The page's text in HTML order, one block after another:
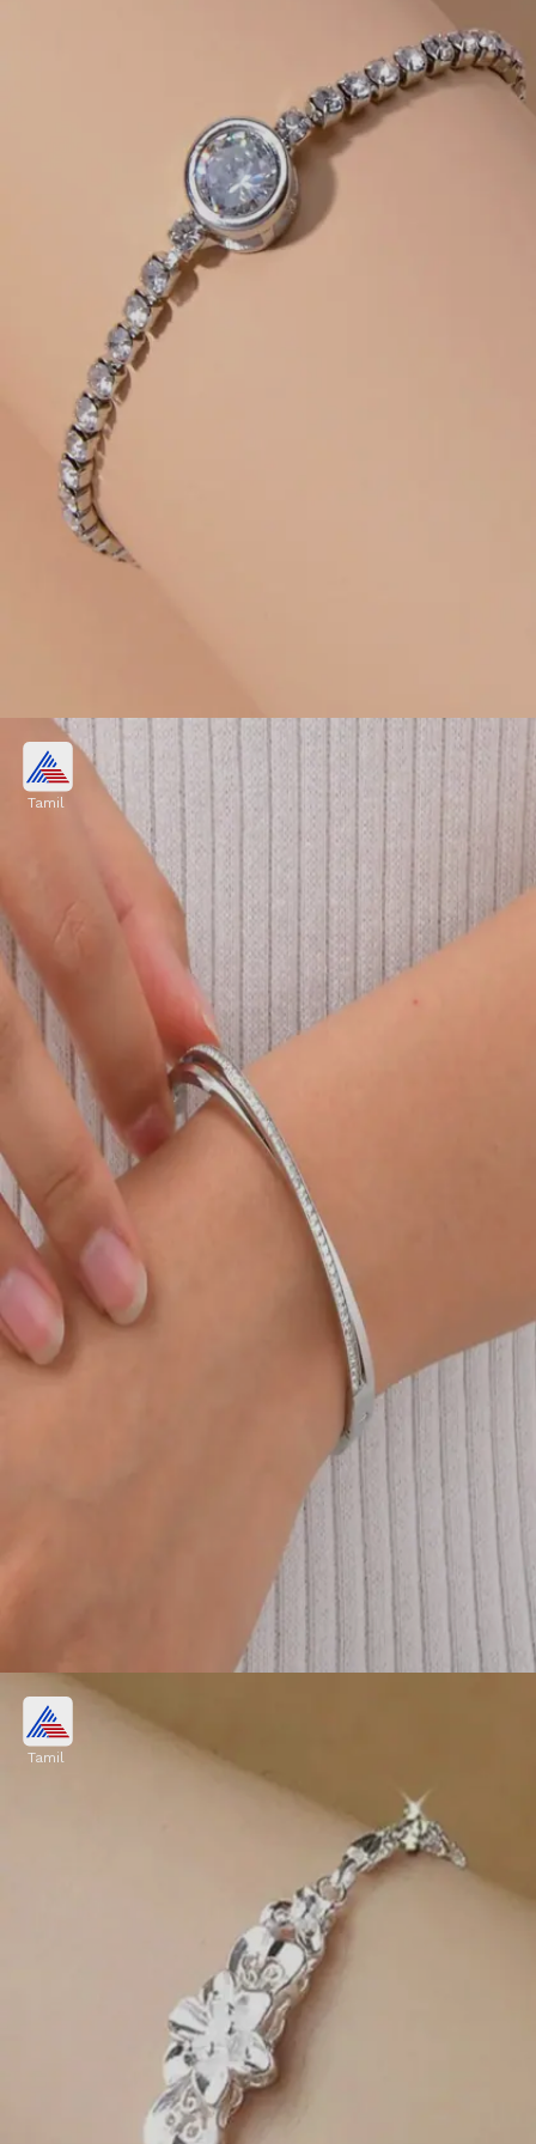
கல் பதித்த பிரேஸ்லெட்:
சிறிய கற்கள், நுண் வேலைப்பாடுகள்
கொண்ட இந்த டிசைன் என்றும் ஃபேஷன்.
புடவை, சுடிதார் போன்ற பாரம்பரிய
ஆடைகளுக்கு இது மிகச் சிறந்த தேர்வு.
Image credits: Pinterest
Tamil
இரட்டை அடுக்கு பிரேஸ்லெட்:
இளம் பெண்கள் & மாணவிகளுக்குப்
பிடித்த மாடர்ன் டிசைன்! இரண்டு
வளையல்களை ஒன்றாக அணிந்தது
போன்ற இரட்டை அடுக்கு (Double Layer)
லுக் கைகளுக்கு அழகான, ஸ்டைலிஷ்
தோற்றத்தைத் தரும்.
Tamil